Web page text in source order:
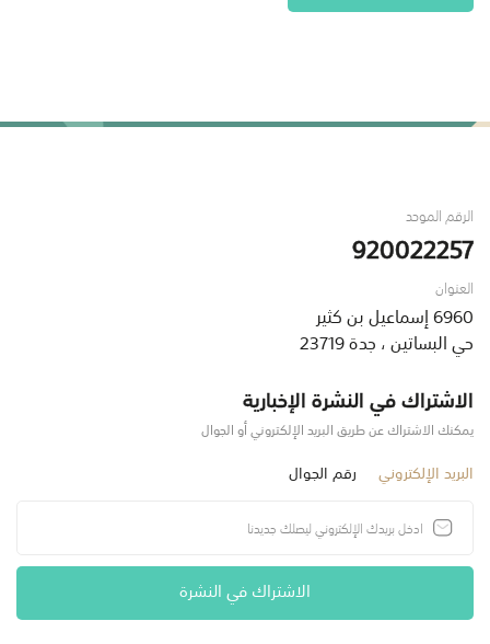
الرقم الموحد
920022257
العنوان
6960 إسماعيل بن كثير
حي البساتين ، جدة 23719
الاشتراك في النشرة الإخبارية
يمكنك الاشتراك عن طريق البريد الإلكتروني أو الجوال
البريد الإلكتروني رقم الجوال
الاشتراك في النشرة